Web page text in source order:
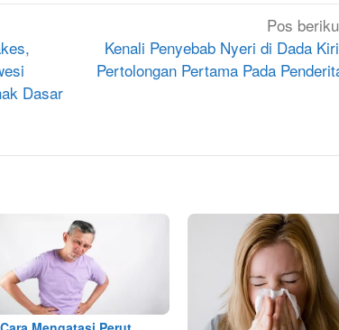
Dasar
Pos
Kenali Penyebab Nyeri di Dada
Pertolongan Pertama Pada